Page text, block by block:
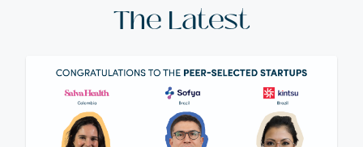
The Latest